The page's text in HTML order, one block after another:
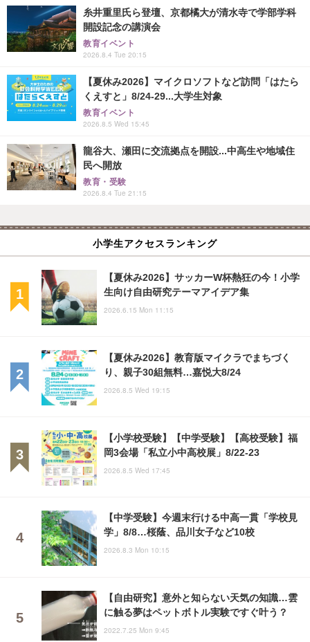
糸井重里氏ら登壇、京都橘大が清水寺で学部学科
開設記念の講演会
教育イベント
2026.8.4 Tue 20:15
【夏休み2026】マイクロソフトなど訪問「はたら
くえすと」8/24-29...大学生対象
教育イベント
2026.8.5 Wed 15:45
龍谷大、瀬田に交流拠点を開設...中高生や地域住
民へ開放
教育・受験
2026.8.4 Tue 21:15
小学生アクセスランキング
【夏休み2026】サッカーW杯熱狂の今！小学
生向け自由研究テーマアイデア集
2026.6.15 Mon 11:15
【夏休み2026】教育版マイクラでまちづく
り、親子30組無料…嘉悦大8/24
2026.8.5 Wed 19:15
【小学校受験】【中学受験】【高校受験】福
岡3会場「私立小中高校展」8/22-23
2026.8.5 Wed 17:45
【中学受験】今週末行ける中高一貫「学校見
学」8/8…桜蔭、品川女子など10校
2026.8.3 Mon 10:15
【自由研究】意外と知らない天気の知識…雲
に触る夢はペットボトル実験ですぐ叶う？
2022.7.25 Mon 9:45